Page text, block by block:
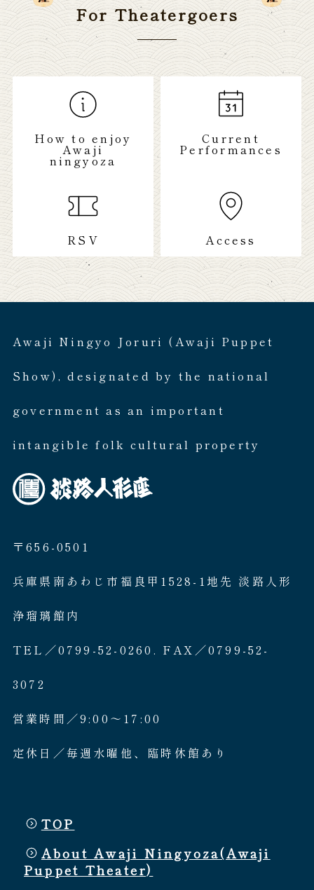
For Theatergoers
How to enjoy
Awaji
ningyoza
Current
Performances
RSV Access
Awaji Ningyo Joruri (Awaji Puppet
Show), designated by the national
government as an important
intangible folk cultural property
〒656-0501
兵庫県南あわじ市福良甲1528-1地先 淡路人形
浄瑠璃館内
TEL／0799-52-0260. FAX／0799-52-
3072
営業時間／9:00〜17:00
定休日／毎週水曜他、臨時休館あり
TOP
About Awaji Ningyoza(Awaji
Puppet Theater)